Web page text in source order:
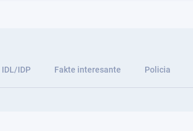
IDL/IDP Fakte interesante Policia